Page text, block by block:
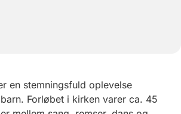
en stemningsfuld oplevelse
Forløbet i kirken varer ca. 45